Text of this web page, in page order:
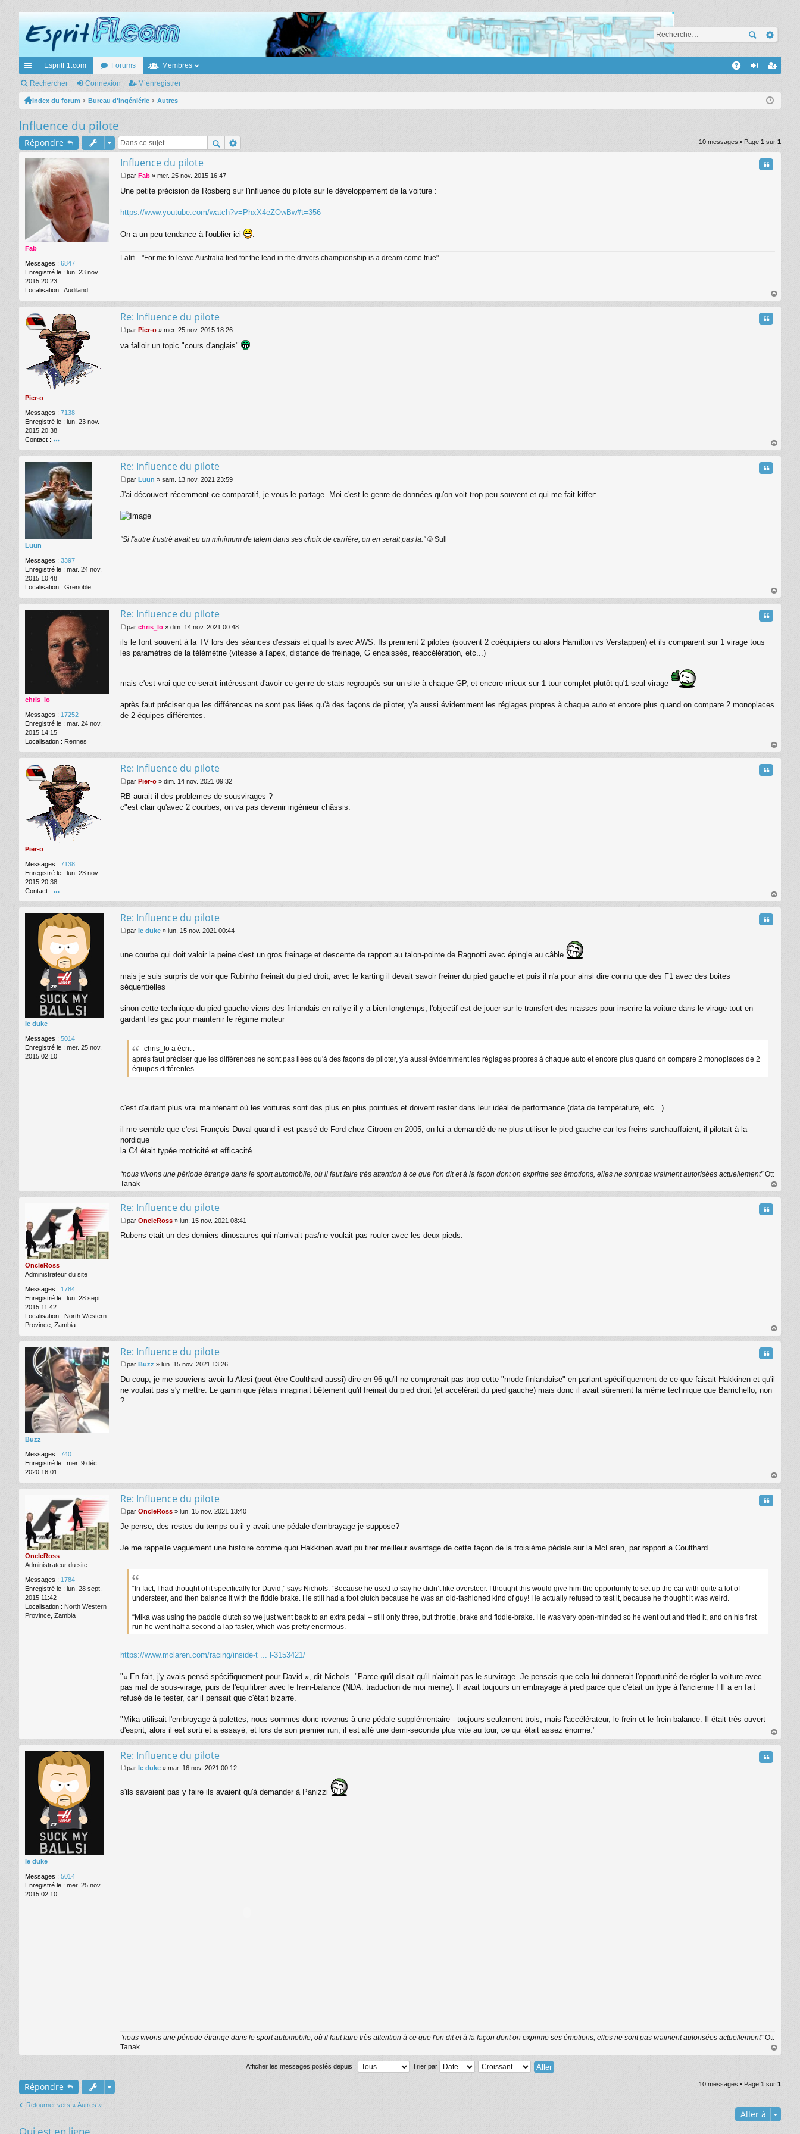
cc
ès
pi
de
EspritF1.com Forums Membres
nr
re
Rechercher Connexion M’enregistrer
Index du forum Bureau d'ingéniérie Autres
Influence du pilote
Répondre 10 messages • Page 1 sur 1
Fab
Messages : 6847
Enregistré le : lun. 23 nov.
2015 20:23
Localisation : Audiland
Influence du pilote Citation
e
s
a
e
par Fab » mer. 25 nov. 2015 16:47
Une petite précision de Rosberg sur l'influence du pilote sur le développement de la voiture :
https://www.youtube.com/watch?v=PhxX4eZOwBw#t=356
On a un peu tendance à l'oublier ici
Latifi - "For me to leave Australia tied for the lead in the drivers championship is a dream come true"
au
Pier-o
Messages : 7138
Enregistré le : lun. 23 nov.
2015 20:38
Contact :
o
ac
te
r
Pi
er
-o
Re: Influence du pilote Citation
e
par Pier-o » mer. 25 nov. 2015 18:26
va falloir un topic "cours d'anglais"
au
Luun
Messages : 3397
Enregistré le : mar. 24 nov.
2015 10:48
Localisation : Grenoble
Re: Influence du pilote Citation
e
s
a
e
par Luun » sam. 13 nov. 2021 23:59
J'ai découvert récemment ce comparatif, je vous le partage. Moi c'est le genre de données qu'on voit trop peu souvent et qui me fait kiffer:
"Si l'autre frustré avait eu un minimum de talent dans ses choix de carrière, on en serait pas la."© Sull
au
chris_lo
Messages : 17252
Enregistré le : mar. 24 nov.
2015 14:15
Localisation : Rennes
Re: Influence du pilote Citation
e
s
e
par chris_lo » dim. 14 nov. 2021 00:48
ils le font souvent à la TV lors des séances d'essais et qualifs avec AWS. Ils prennent 2 pilotes (souvent 2 coéquipiers ou alors Hamilton vs Verstappen) et ils comparent sur 1 virage tous
les paramètres de la télémétrie (vitesse à l'apex, distance de freinage, G encaissés, réaccélération, etc...)
mais c'est vrai que ce serait intéressant d'avoir ce genre de stats regroupés sur un site à chaque GP, et encore mieux sur 1 tour complet plutôt qu'1 seul virage
après faut préciser que les différences ne sont pas liées qu'à des façons de piloter, y'a aussi évidemment les réglages propres à chaque auto et encore plus quand on compare 2 monoplaces
de 2 équipes différentes.
au
Pier-o
Messages : 7138
Enregistré le : lun. 23 nov.
2015 20:38
Contact :
o
ac
te
r
Pi
er
-o
Re: Influence du pilote Citation
e
s
par Pier-o » dim. 14 nov. 2021 09:32
RB aurait il des problemes de sousvirages ?
c"est clair qu'avec 2 courbes, on va pas devenir ingénieur châssis.
au
le duke
Messages : 5014
Enregistré le : mer. 25 nov.
2015 02:10
Re: Influence du pilote Citation
s
e
par le duke » lun. 15 nov. 2021 00:44
une courbe qui doit valoir la peine c'est un gros freinage et descente de rapport au talon-pointe de Ragnotti avec épingle au câble
mais je suis surpris de voir que Rubinho freinait du pied droit, avec le karting il devait savoir freiner du pied gauche et puis il n'a pour ainsi dire connu que des F1 avec des boites
séquentielles
sinon cette technique du pied gauche viens des finlandais en rallye il y a bien longtemps, l'objectif est de jouer sur le transfert des masses pour inscrire la voiture dans le virage tout en
gardant les gaz pour maintenir le régime moteur
chris_lo a écrit :
après faut préciser que les différences ne sont pas liées qu'à des façons de piloter, y'a aussi évidemment les réglages propres à chaque auto et encore plus quand on compare 2 monoplaces de 2
équipes différentes.
c'est d'autant plus vrai maintenant où les voitures sont des plus en plus pointues et doivent rester dans leur idéal de performance (data de température, etc...)
il me semble que c'est François Duval quand il est passé de Ford chez Citroën en 2005, on lui a demandé de ne plus utiliser le pied gauche car les freins surchauffaient, il pilotait à la
nordique
la C4 était typée motricité et efficacité
“nous vivons une période étrange dans le sport automobile, où il faut faire très attention à ce que l'on dit et à la façon dont on exprime ses émotions, elles ne sont pas vraiment autorisées actuellement”Ott
Tanak
au
OncleRoss
Administrateur du site
Messages : 1784
Enregistré le : lun. 28 sept.
2015 11:42
Localisation : North Western
Province, Zambia
Re: Influence du pilote Citation
e
par OncleRoss » lun. 15 nov. 2021 08:41
Rubens etait un des derniers dinosaures qui n'arrivait pas/ne voulait pas rouler avec les deux pieds.
au
Buzz
Messages : 740
Enregistré le : mer. 9 déc.
2020 16:01
Re: Influence du pilote Citation
e
s
par Buzz » lun. 15 nov. 2021 13:26
Du coup, je me souviens avoir lu Alesi (peut-être Coulthard aussi) dire en 96 qu'il ne comprenait pas trop cette "mode finlandaise" en parlant spécifiquement de ce que faisait Hakkinen et qu'il
ne voulait pas s'y mettre. Le gamin que j'étais imaginait bêtement qu'il freinait du pied droit (et accélérait du pied gauche) mais donc il avait sûrement la même technique que Barrichello, non
?
au
OncleRoss
Administrateur du site
Messages : 1784
Enregistré le : lun. 28 sept.
2015 11:42
Localisation : North Western
Province, Zambia
Re: Influence du pilote Citation
e
par OncleRoss » lun. 15 nov. 2021 13:40
Je pense, des restes du temps ou il y avait une pédale d'embrayage je suppose?
Je me rappelle vaguement une histoire comme quoi Hakkinen avait pu tirer meilleur avantage de cette façon de la troisième pédale sur la McLaren, par rapport a Coulthard...
“In fact, I had thought of it specifically for David,” says Nichols. “Because he used to say he didn’t like oversteer. I thought this would give him the opportunity to set up the car with quite a lot of
understeer, and then balance it with the fiddle brake. He still had a foot clutch because he was an old-fashioned kind of guy! He actually refused to test it, because he thought it was weird.
“Mika was using the paddle clutch so we just went back to an extra pedal – still only three, but throttle, brake and fiddle-brake. He was very open-minded so he went out and tried it, and on his first
run he went half a second a lap faster, which was pretty enormous.
https://www.mclaren.com/racing/inside-t ... l-3153421/
"« En fait, j'y avais pensé spécifiquement pour David », dit Nichols. "Parce qu'il disait qu'il n'aimait pas le survirage. Je pensais que cela lui donnerait l'opportunité de régler la voiture avec
pas mal de sous-virage, puis de l'équilibrer avec le frein-balance (NDA: traduction de moi meme). Il avait toujours un embrayage à pied parce que c'était un type à l'ancienne ! Il a en fait
refusé de le tester, car il pensait que c'était bizarre.
"Mika utilisait l'embrayage à palettes, nous sommes donc revenus à une pédale supplémentaire - toujours seulement trois, mais l'accélérateur, le frein et le frein-balance. Il était très ouvert
d'esprit, alors il est sorti et a essayé, et lors de son premier run, il est allé une demi-seconde plus vite au tour, ce qui était assez énorme."
au
le duke
Messages : 5014
Enregistré le : mer. 25 nov.
2015 02:10
Re: Influence du pilote Citation
s
par le duke » mar. 16 nov. 2021 00:12
s'ils savaient pas y faire ils avaient qu'à demander à Panizzi
“nous vivons une période étrange dans le sport automobile, où il faut faire très attention à ce que l'on dit et à la façon dont on exprime ses émotions, elles ne sont pas vraiment autorisées actuellement”Ott
Tanak
au
Afficher les messages postés depuis : Trier par
Répondre 10 messages • Page 1 sur 1
Retourner vers « Autres »
Aller à
Qui est en ligne